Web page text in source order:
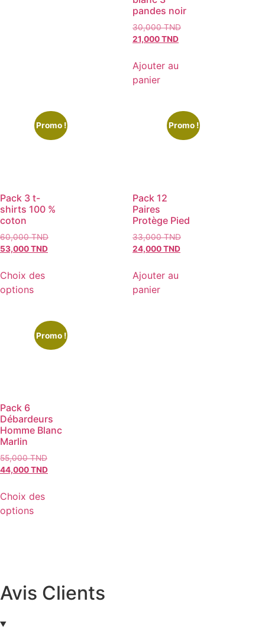
pandes noir
30,000TND
21,000TND
Ajouter au
panier
Promo !
Pack 3 t-
shirts 100 %
coton
60,000TND
53,000TND
Choix des
options
Promo !
Pack 12
Paires
Protège Pied
33,000TND
24,000TND
Ajouter au
panier
Promo !
Pack 6
Débardeurs
Homme Blanc
Marlin
55,000TND
44,000TND
Choix des
options
Avis Clients